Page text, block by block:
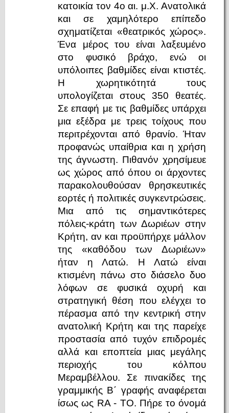
κατοικία τον 4ο αι. μ.Χ. Ανατολικά
και σε χαμηλότερο επίπεδο
σχηματίζεται «θεατρικός χώρος».
Ένα μέρος του είναι λαξευμένο
στο φυσικό βράχο, ενώ οι
υπόλοιπες βαθμίδες είναι κτιστές.
Η χωρητικότητά τους
υπολογίζεται στους 350 θεατές.
Σε επαφή με τις βαθμίδες υπάρχει
μια εξέδρα με τρεις τοίχους που
περιτρέχονται από θρανίο. Ήταν
προφανώς υπαίθρια και η χρήση
της άγνωστη. Πιθανόν χρησίμευε
ως χώρος από όπου οι άρχοντες
παρακολουθούσαν θρησκευτικές
εορτές ή πολιτικές συγκεντρώσεις.
Μια από τις σημαντικότερες
πόλεις-κράτη των Δωριέων στην
Κρήτη, αν και προϋπήρχε μάλλον
της «καθόδου των Δωριέων»
ήταν η Λατώ. Η Λατώ είναι
κτισμένη πάνω στο διάσελο δυο
λόφων σε φυσικά οχυρή και
στρατηγική θέση που ελέγχει το
πέρασμα από την κεντρική στην
ανατολική Κρήτη και της παρείχε
προστασία από τυχόν επιδρομές
αλλά και εποπτεία μιας μεγάλης
περιοχής του κόλπου
Μεραμβέλλου. Σε πινακίδες της
γραμμικής Β΄ γραφής αναφέρεται
ίσως ως RA - TO. Πήρε το όνομά